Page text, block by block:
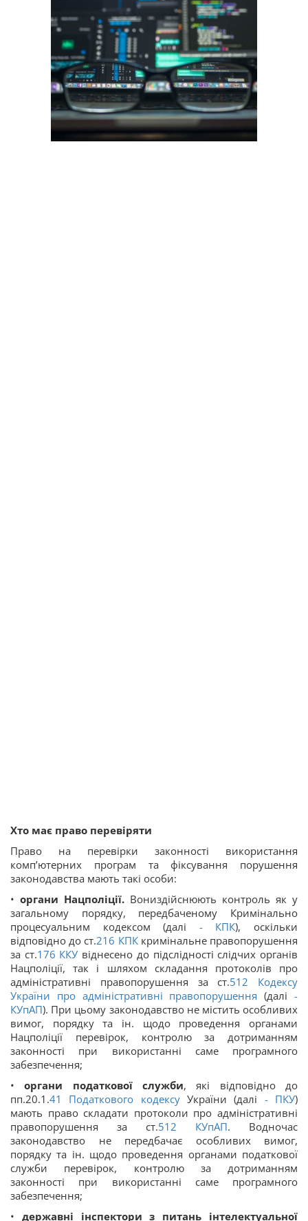
Хто має право перевіряти
Право на перевірки законності використання
комп’ютерних програм та фіксування порушення
законодавства мають такі особи:
• органи Нацполіції. Вониздійснюють контроль як у
загальному порядку, передбаченому Кримінально
процесуальним кодексом (далі - КПК), оскільки
відповідно до ст.216 КПКкримінальне правопорушення
за ст.176 ККУ віднесено до підслідності слідчих органів
Нацполіції, так і шляхом складання протоколів про
адміністративні правопорушення за ст.512 Кодексу
України про адміністративні правопорушення (далі -
КУпАП). При цьому законодавство не містить особливих
вимог, порядку та ін. щодо проведення органами
Нацполіції перевірок, контролю за дотриманням
законності при використанні саме програмного
забезпечення;
•органи податкової служби, які відповідно до
пп.20.1.41 Податкового кодексуУкраїни (далі - ПКУ)
мають право складати протоколи про адміністративні
правопорушення за ст.512 КУпАП. Водночас
законодавство не передбачає особливих вимог,
порядку та ін. щодо проведення органами податкової
служби перевірок, контролю за дотриманням
законності при використанні саме програмного
забезпечення;
• державні інспектори з питань інтелектуальної